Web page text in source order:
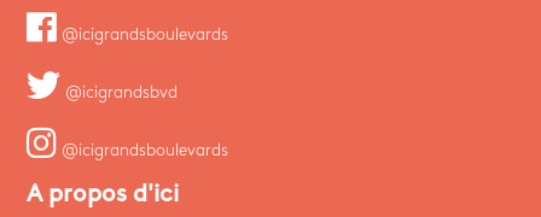
@icigrandsboulevards
@icigrandsbvd
@icigrandsboulevards
A propos d'ici